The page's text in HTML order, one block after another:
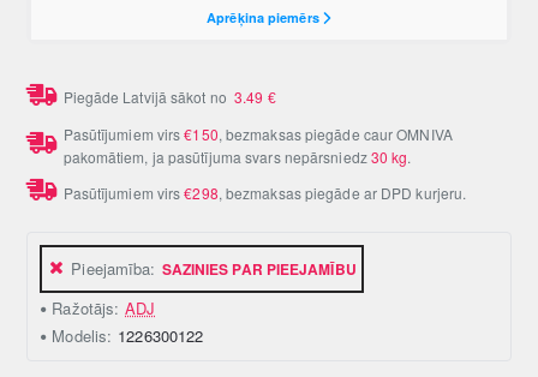
Pieejamība: SAZINIES PAR PIEEJAMĪBU
Ražotājs: ADJ
Modelis: 1226300122
Piegāde Latvijā sākot no3.49 €
Pasūtījumiem virs€150, bezmaksas piegāde caur OMNIVA
pakomātiem, ja pasūtījuma svars nepārsniedz30 kg.
Pasūtījumiem virs€298, bezmaksas piegāde ar DPD kurjeru.